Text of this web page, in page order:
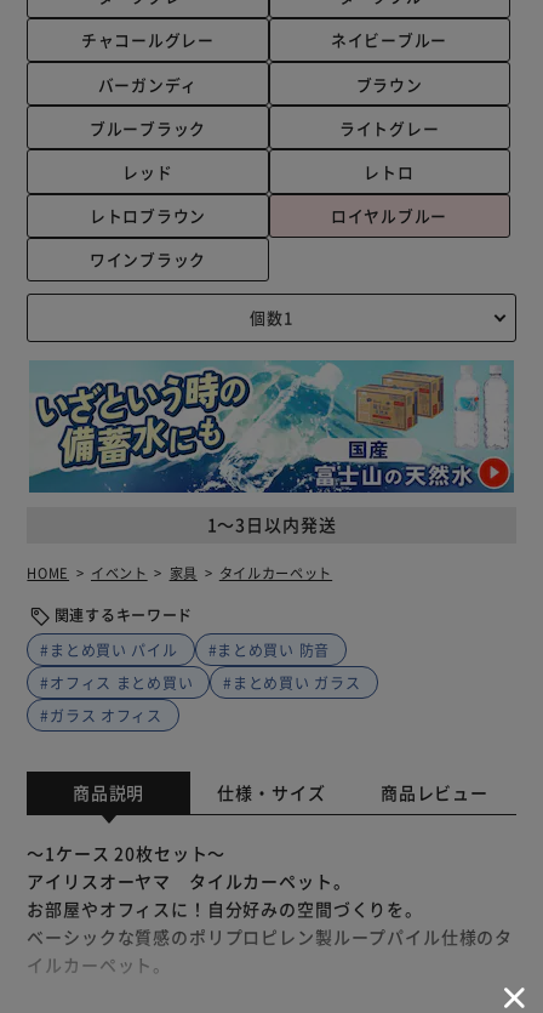
チャコールグレー
ネイビーブルー
バーガンディ
ブラウン
ブルーブラック
ライトグレー
レッド
レトロ
レトロブラウン
ロイヤルブルー
ワインブラック
1～3日以内発送
HOME イベント 家具 タイルカーペット
関連するキーワード
#まとめ買い パイル
#まとめ買い 防音
#オフィス まとめ買い
#まとめ買い ガラス
#ガラス オフィス
商品説明 仕様・サイズ 商品レビュー
～1ケース 20枚セット～
アイリスオーヤマ タイルカーペット。
お部屋やオフィスに！自分好みの空間づくりを。
ベーシックな質感のポリプロピレン製ループパイル仕様のタ
イルカーペット。